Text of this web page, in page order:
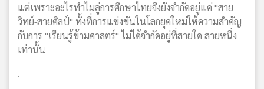
แต่เพราะอะไรทำไมลู่การศึกษาไทยจึงยังจำกัดอยู่แค่ "สาย
วิทย์-สายศิลป์" ทั้งที่การแข่งขันในโลกยุคใหม่ให้ความสำคัญ
กับการ "เรียนรู้ข้ามศาสตร์" ไม่ได้จำกัดอยู่ที่สายใด สายหนึ่ง
เท่านั้น
.